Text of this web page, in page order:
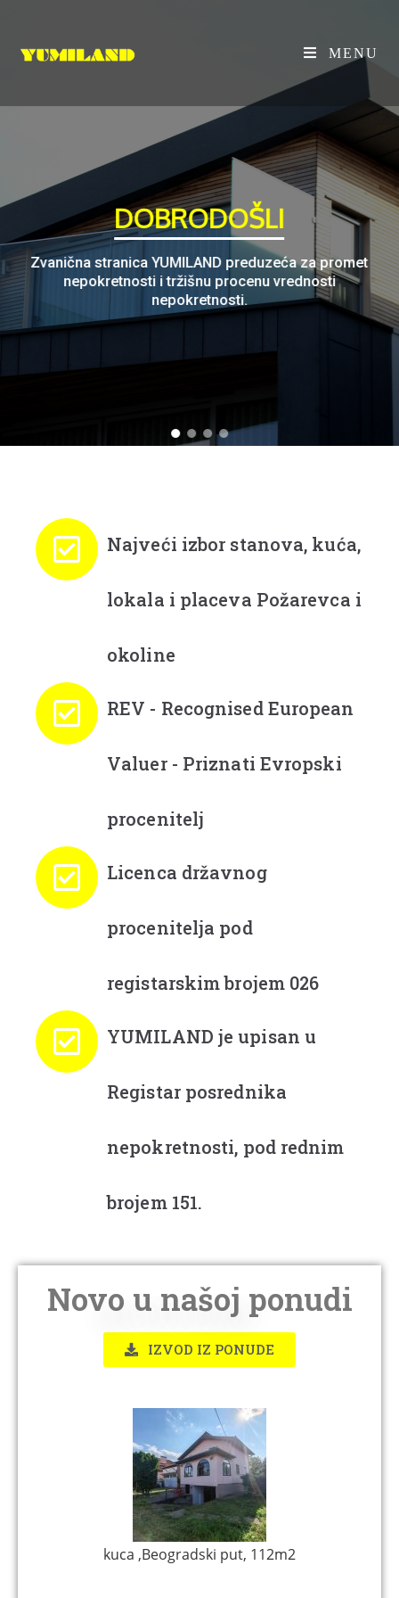
MENU
DOBRODOŠLI
Zvanična stranica YUMILAND preduzeća za promet
nepokretnosti i tržišnu procenu vrednosti
nepokretnosti.
Najveći izbor stanova, kuća,
lokala i placeva Požarevca i
okoline
REV - Recognised European
Valuer - Priznati Evropski
procenitelj
Licenca državnog
procenitelja pod
registarskim brojem 026
YUMILAND je upisan u
Registar posrednika
nepokretnosti, pod rednim
brojem 151.
Novo u našoj ponudi
IZVOD IZ PONUDE
Pozarevac Restoran 650 m2 11,40 ari